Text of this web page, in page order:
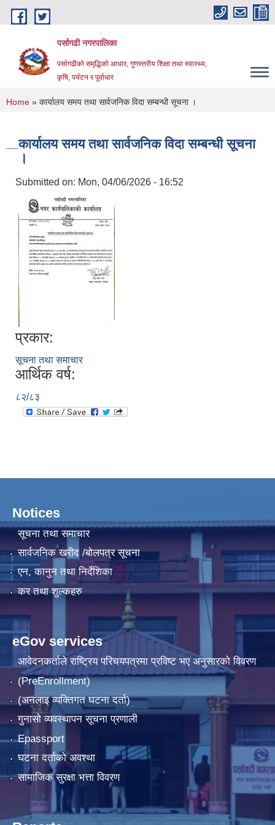
Skip to main content
पर्सागढी नगरपालिका
पर्सागढीको समृद्धिको आधार, गुणस्तरीय शिक्षा तथा स्वास्थ्य,
कृषि, पर्यटन र पूर्वाधार
You are here
Home » कार्यालय समय तथा सार्वजनिक विदा सम्बन्धी सूचना ।
कार्यालय समय तथा सार्वजनिक विदा सम्बन्धी सूचना
।
Submitted on: Mon, 04/06/2026 - 16:52
प्रकार:
सूचना तथा समाचार
आर्थिक वर्ष:
८२/८३
Notices
सूचना तथा समाचार
सार्वजनिक खरीद /बोलपत्र सूचना
एन, कानुन तथा निर्देशिका
कर तथा शुल्कहरु
eGov services
आवेदनकर्ताले राष्‍ट्रिय परिचयपत्रमा प्रविष्ट भए अनुसारको विवरण
(PreEnrollment)
(अनलाइ व्यक्तिगत घटना दर्ता)
गुनासो व्यवस्थापन सूचना प्रणाली
Epassport
घटना दर्ताको अवश्था
सामाजिक सुरक्षा भत्ता विवरण